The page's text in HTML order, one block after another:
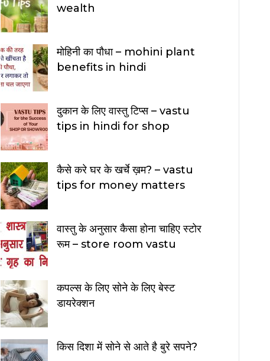
wealth
मोहिनी का पौधा – mohini plant
benefits in hindi
दुकान के लिए वास्तु टिप्स – vastu
tips in hindi for shop
कैसे करे घर के खर्चे ख़म? – vastu
tips for money matters
वास्तु के अनुसार कैसा होना चाहिए स्टोर
रूम – store room vastu
कपल्स के लिए सोने के लिए बेस्ट
डायरेक्शन
किस दिशा में सोने से आते है बुरे सपने?